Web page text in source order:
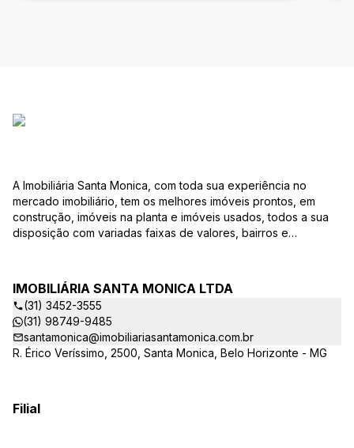
A Imobiliária Santa Monica, com toda sua experiência no
mercado imobiliário, tem os melhores imóveis prontos, em
construção, imóveis na planta e imóveis usados, todos a sua
disposição com variadas faixas de valores, bairros e
ao CRECI-EE – estarão sempre prontos para responder-lhe
todas as suas dúvidas sobre casas, apartamentos, terrenos,
salas comerciais e outros produtos imobiliários. Quais
vantagens que a Imobiliária Santa Monica lhe proporciona?
Parcerias com várias construtoras da sua cidade;
Acompanhamento e encaminhamento do financiamento
principais portais de imóveis; Análise da capacidade de
IMOBILIÁRIA SANTA MONICA LTDA
(31) 3452-3555
(31) 98749-9485
santamonica@imobiliariasantamonica.com.br
R. Érico Veríssimo, 2500, Santa Monica, Belo Horizonte - MG
Filial